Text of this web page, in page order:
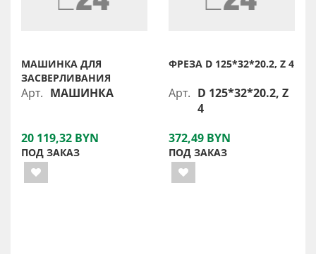
МАШИНКА ДЛЯ
ЗАСВЕРЛИВАНИЯ
Арт. МАШИНКА
20 119,32 BYN
ПОД ЗАКАЗ
ФРЕЗА D 125*32*20.2, Z 4
Арт. D 125*32*20.2, Z
4
372,49 BYN
ПОД ЗАКАЗ